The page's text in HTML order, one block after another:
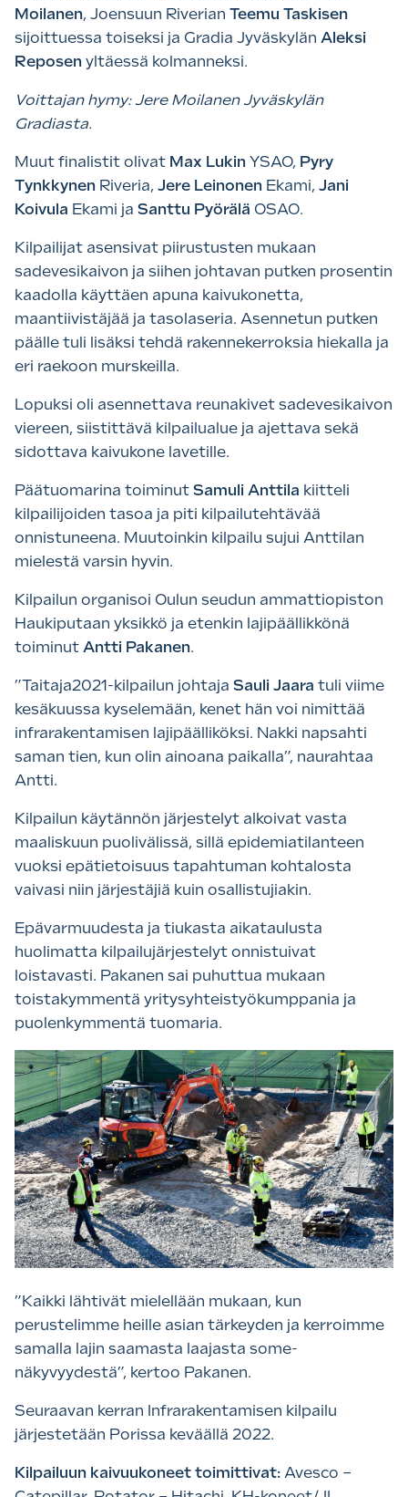
Moilanen, Joensuun Riverian Teemu Taskisen
sijoittuessa toiseksi ja Gradia Jyväskylän Aleksi
Reposen yltäessä kolmanneksi.
Voittajan hymy: Jere Moilanen Jyväskylän
Gradiasta.
Muut finalistit olivat Max Lukin YSAO, Pyry
Tynkkynen Riveria, Jere Leinonen Ekami, Jani
Koivula Ekami ja Santtu Pyörälä OSAO.
Kilpailijat asensivat piirustusten mukaan
sadevesikaivon ja siihen johtavan putken prosentin
kaadolla käyttäen apuna kaivukonetta,
maantiivistäjää ja tasolaseria. Asennetun putken
päälle tuli lisäksi tehdä rakennekerroksia hiekalla ja
eri raekoon murskeilla.
Lopuksi oli asennettava reunakivet sadevesikaivon
viereen, siistittävä kilpailualue ja ajettava sekä
sidottava kaivukone lavetille.
Päätuomarina toiminut Samuli Anttila kiitteli
kilpailijoiden tasoa ja piti kilpailutehtävää
onnistuneena. Muutoinkin kilpailu sujui Anttilan
mielestä varsin hyvin.
Kilpailun organisoi Oulun seudun ammattiopiston
Haukiputaan yksikkö ja etenkin lajipäällikkönä
toiminut Antti Pakanen.
”Taitaja2021-kilpailun johtaja Sauli Jaara tuli viime
kesäkuussa kyselemään, kenet hän voi nimittää
infrarakentamisen lajipäälliköksi. Nakki napsahti
saman tien, kun olin ainoana paikalla”, naurahtaa
Antti.
Kilpailun käytännön järjestelyt alkoivat vasta
maaliskuun puolivälissä, sillä epidemiatilanteen
vuoksi epätietoisuus tapahtuman kohtalosta
vaivasi niin järjestäjiä kuin osallistujiakin.
Epävarmuudesta ja tiukasta aikataulusta
huolimatta kilpailujärjestelyt onnistuivat
loistavasti. Pakanen sai puhuttua mukaan
toistakymmentä yritysyhteistyökumppania ja
puolenkymmentä tuomaria.
”Kaikki lähtivät mielellään mukaan, kun
perustelimme heille asian tärkeyden ja kerroimme
samalla lajin saamasta laajasta some-
näkyvyydestä”, kertoo Pakanen.
Seuraavan kerran Infrarakentamisen kilpailu
järjestetään Porissa keväällä 2022.
Kilpailuun kaivuukoneet toimittivat: Avesco –